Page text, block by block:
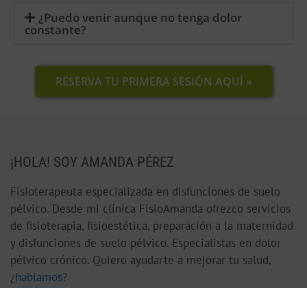
¿Puedo venir aunque no tenga dolor
constante?
RESERVA TU PRIMERA SESIÓN AQUÍ »
¡HOLA! SOY AMANDA PÉREZ
Fisioterapeuta especializada en disfunciones de suelo
pélvico. Desde mi clínica FisioAmanda ofrezco servicios
de fisioterapia, fisioestética, preparación a la maternidad
y disfunciones de suelo pélvico. Especialistas en dolor
pélvico crónico. Quiero ayudarte a mejorar tu salud,
¿hablamos?